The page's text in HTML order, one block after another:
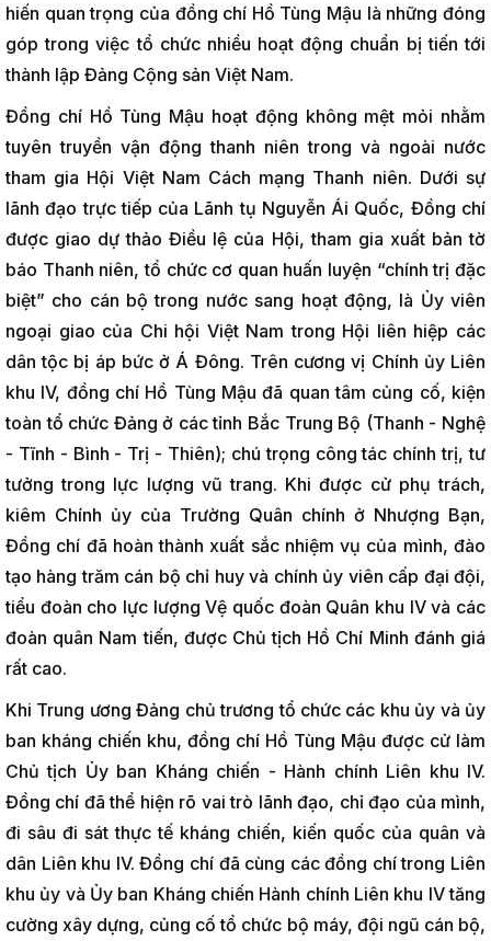
hiến quan trọng của đồng chí Hồ Tùng Mậu là những đóng
góp trong việc tổ chức nhiều hoạt động chuẩn bị tiến tới
thành lập Đảng Cộng sản Việt Nam.
Đồng chí Hồ Tùng Mậu hoạt động không mệt mỏi nhằm
tuyên truyền vận động thanh niên trong và ngoài nước
tham gia Hội Việt Nam Cách mạng Thanh niên. Dưới sự
lãnh đạo trực tiếp của Lãnh tụ Nguyễn Ái Quốc, Đồng chí
được giao dự thảo Điều lệ của Hội, tham gia xuất bản tờ
báo Thanh niên, tổ chức cơ quan huấn luyện “chính trị đặc
biệt” cho cán bộ trong nước sang hoạt động, là Ủy viên
ngoại giao của Chi hội Việt Nam trong Hội liên hiệp các
dân tộc bị áp bức ở Á Đông. Trên cương vị Chính ủy Liên
khu IV, đồng chí Hồ Tùng Mậu đã quan tâm củng cố, kiện
toàn tổ chức Đảng ở các tỉnh Bắc Trung Bộ (Thanh - Nghệ
- Tĩnh - Bình - Trị - Thiên); chú trọng công tác chính trị, tư
tưởng trong lực lượng vũ trang. Khi được cử phụ trách,
kiêm Chính ủy của Trường Quân chính ở Nhượng Bạn,
Đồng chí đã hoàn thành xuất sắc nhiệm vụ của mình, đào
tạo hàng trăm cán bộ chỉ huy và chính ủy viên cấp đại đội,
tiểu đoàn cho lực lượng Vệ quốc đoàn Quân khu IV và các
đoàn quân Nam tiến, được Chủ tịch Hồ Chí Minh đánh giá
rất cao.
Khi Trung ương Đảng chủ trương tổ chức các khu ủy và ủy
ban kháng chiến khu, đồng chí Hồ Tùng Mậu được cử làm
Chủ tịch Ủy ban Kháng chiến - Hành chính Liên khu IV.
Đồng chí đã thể hiện rõ vai trò lãnh đạo, chỉ đạo của mình,
đi sâu đi sát thực tế kháng chiến, kiến quốc của quân và
dân Liên khu IV. Đồng chí đã cùng các đồng chí trong Liên
khu ủy và Ủy ban Kháng chiến Hành chính Liên khu IV tăng
cường xây dựng, củng cố tổ chức bộ máy, đội ngũ cán bộ,